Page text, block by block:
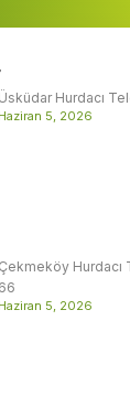
Üsküdar Hurdacı
Haziran 5, 2026
Çekmeköy Hurdacı
66
Haziran 5, 2026